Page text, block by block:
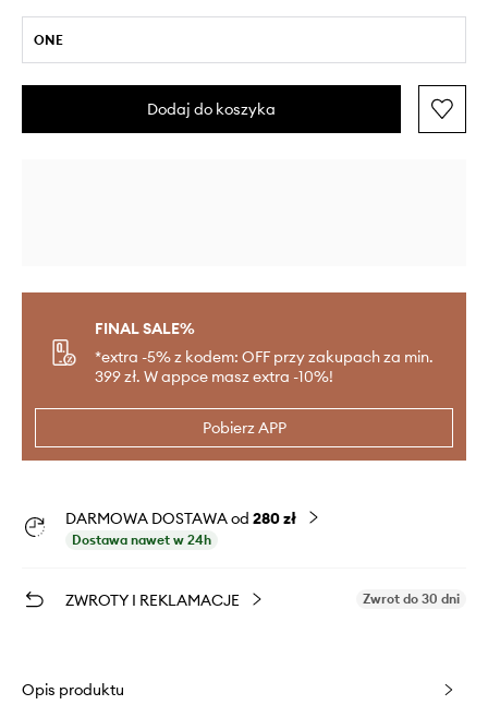
ONE
Dodaj do koszyka
FINAL SALE%
*extra -5% z kodem: OFF przy zakupach za min.
399 zł. W appce masz extra -10%!
Pobierz APP
DARMOWA DOSTAWA od 280 zł
Dostawa nawet w 24h
ZWROTY I REKLAMACJE Zwrot do 30 dni
Opis produktu